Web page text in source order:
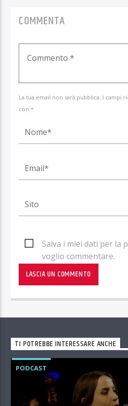
COMMENTA
La tua email non sarà pubblica. I campi
con *
Salva i miei dati per la
voglio commentare.
TI POTREBBE INTERESSARE ANCHE
PODCAST